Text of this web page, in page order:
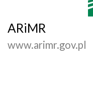
ARiMR
www.arimr.gov.pl